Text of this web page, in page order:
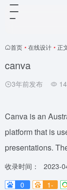
首页 • 在线设计 • 正
canva
3年前发布
Canva is an
platform that is
presentations.
收录时间：
2023-
0
1-